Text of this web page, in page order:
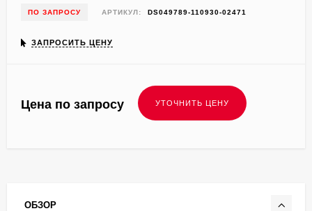
ПО ЗАПРОСУ АРТИКУЛ: DS049789-110930-02471
ЗАПРОСИТЬ ЦЕНУ
Цена по запросу
ОБЗОР